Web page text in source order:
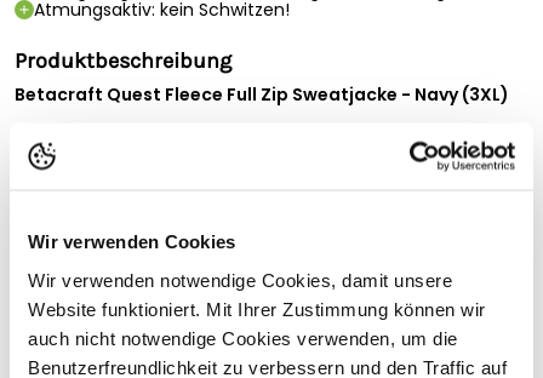
Wir verwenden Cookies
Wir verwenden notwendige Cookies, damit unsere
Website funktioniert. Mit Ihrer Zustimmung können wir
auch nicht notwendige Cookies verwenden, um die
Benutzerfreundlichkeit zu verbessern und den Traffic auf
Atmungsaktiv: kein Schwitzen!
Produktbeschreibung
Betacraft Quest Fleece Full Zip Sweatjacke - Navy (3XL)
Fleecepullover mit Nylonverstärkungen an den Ärmeln und
Stoff ist schnelltrocknend, atmungsaktiv und besteht aus
vollständig recycelten Materialien. Der Sweater verfügt über
vier Taschen, um ausreichend Stauraum zu bieten. Er hat
einen extra langen Rücken.
Quest kombiniert raffinierten Stil mit ausgezeichnetem
Komfort und großartigen Schnitten in einer Reihe von
Vollständige Beschreibung lesen